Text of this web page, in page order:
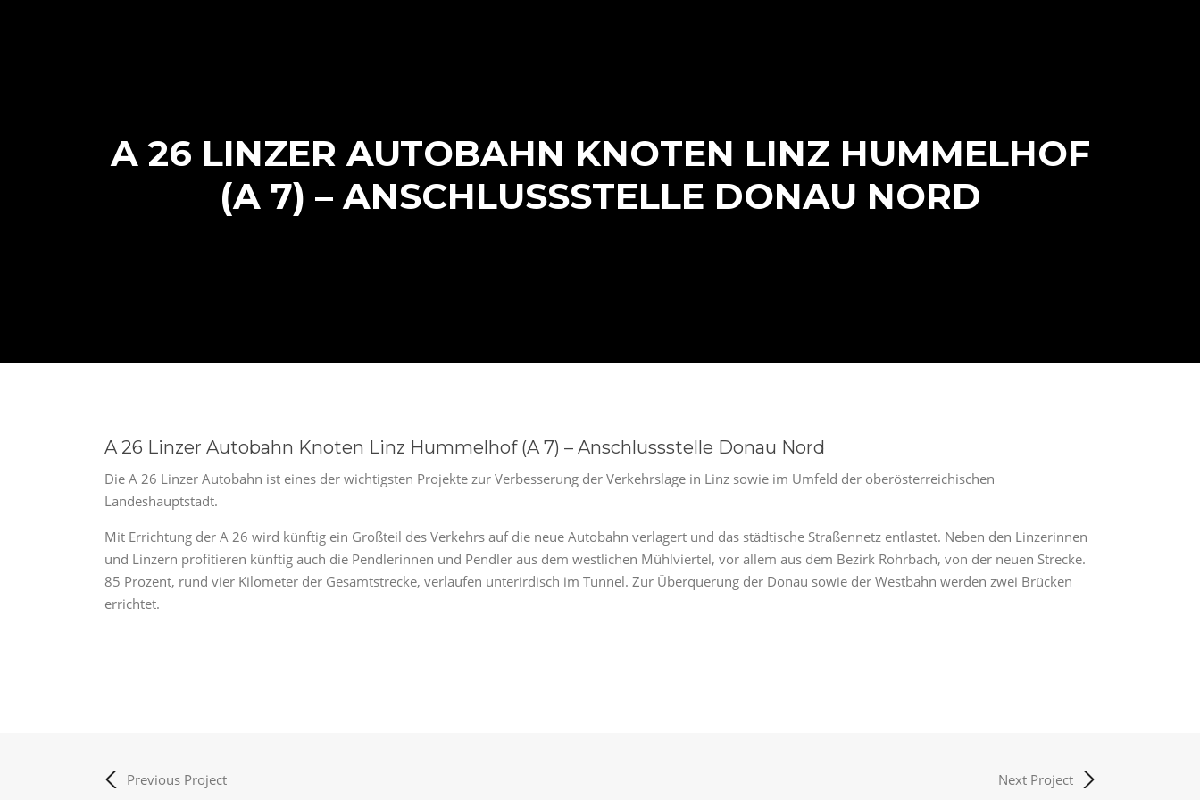
A 26 LINZER AUTOBAHN KNOTEN LINZ HUMMELHOF
(A 7) – ANSCHLUSSSTELLE DONAU NORD
A 26 Linzer Autobahn Knoten Linz Hummelhof (A 7) – Anschlussstelle Donau Nord
Die A 26 Linzer Autobahn ist eines der wichtigsten Projekte zur Verbesserung der Verkehrslage in Linz sowie im Umfeld der oberösterreichischen
Landeshauptstadt.
Mit Errichtung der A 26 wird künftig ein Großteil des Verkehrs auf die neue Autobahn verlagert und das städtische Straßennetz entlastet. Neben den Linzerinnen
und Linzern profitieren künftig auch die Pendlerinnen und Pendler aus dem westlichen Mühlviertel, vor allem aus dem Bezirk Rohrbach, von der neuen Strecke.
85 Prozent, rund vier Kilometer der Gesamtstrecke, verlaufen unterirdisch im Tunnel. Zur Überquerung der Donau sowie der Westbahn werden zwei Brücken
errichtet.
Previous Project Next Project